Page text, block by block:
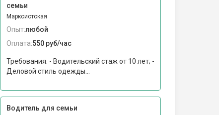
семьи
Марксистская
Опыт:любой
Оплата:550 руб/час
Требования: - Водительский стаж от 10 лет; -
Деловой стиль одежды...
Водитель для семьи